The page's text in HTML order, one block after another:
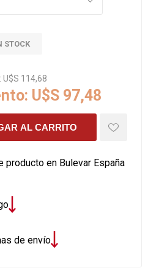
STOCK
U$S 114,68
U$S 97,48
AL CARRITO
producto en Bulevar España
de envío